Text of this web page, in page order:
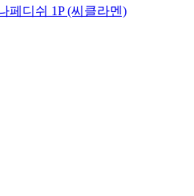
페디쉬 1P (씨클라멘)